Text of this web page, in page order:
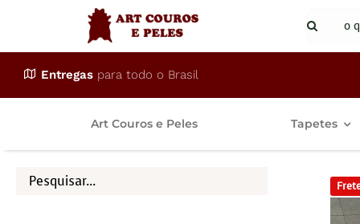
conteúdo
Buscar
Entregas para todo o Brasil
Art Couros e Peles Tapetes